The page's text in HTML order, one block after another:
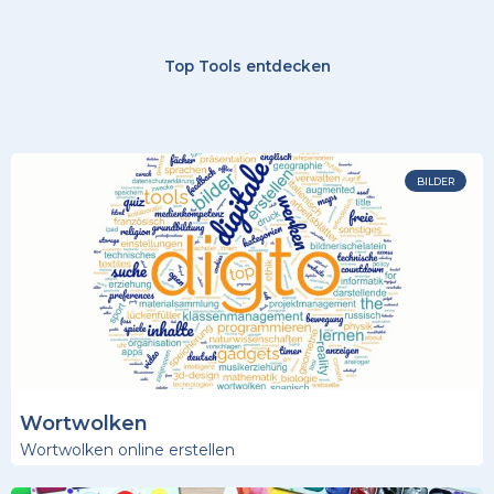
Top Tools entdecken
BILDER
Wortwolken
Wortwolken online erstellen